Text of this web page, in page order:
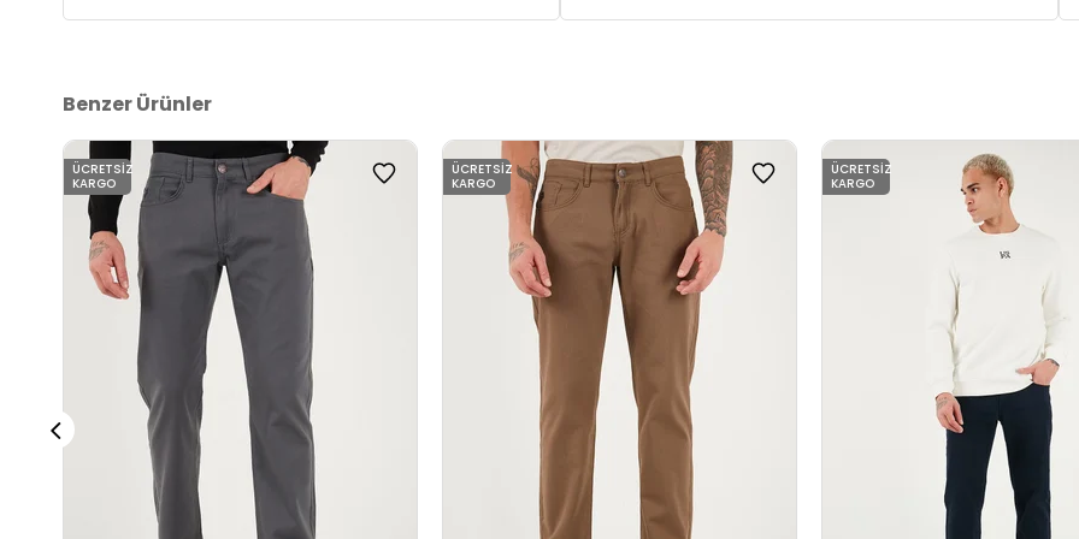
Benzer Ürünler
ÜCRETSIZ
KARGO
ÜCRETSIZ
KARGO
ÜCRETSIZ
KARGO